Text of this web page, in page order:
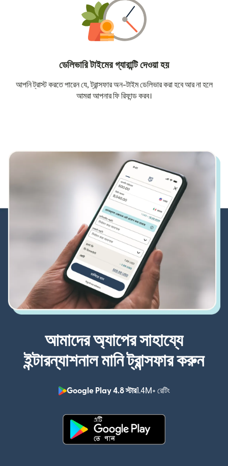
ডেলিভারি টাইমের গ্যারান্টি দেওয়া হয়
আপনি ট্রাস্ট করতে পারেন যে, ট্রান্সফার অন-টাইম ডেলিভার করা হবে আর না হলে
আমরা আপনার ফি রিফান্ড করব।
আমাদের অ্যাপের সাহায্যে
ইন্টারন্যাশনাল মানি ট্রান্সফার করুন
Google Play 4.8 স্টার1.4M+ রেটিং